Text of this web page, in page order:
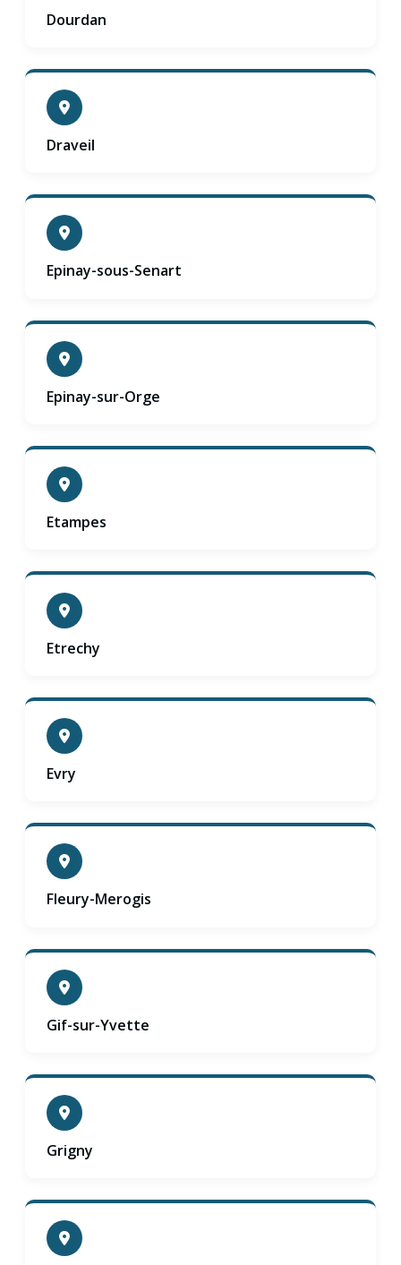
Dourdan
Draveil
Epinay-sous-Senart
Epinay-sur-Orge
Etampes
Etrechy
Evry
Fleury-Merogis
Gif-sur-Yvette
Grigny